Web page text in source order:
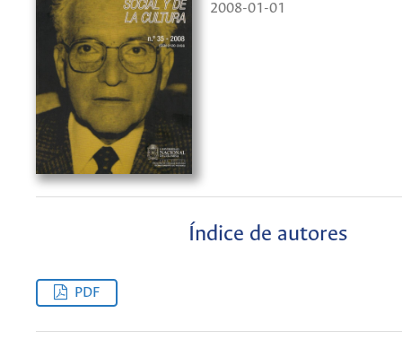
2008-01-01
Índice de autores
PDF